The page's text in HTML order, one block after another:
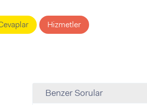
Hizmetler
Benzer Sorular